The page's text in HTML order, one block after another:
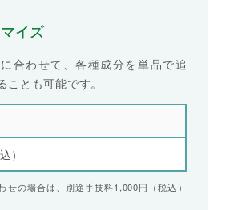
イズ
合わせて、各種成分を単品で追
ことも可能です。
）
せの場合は、別途手技料1,000円（税込）